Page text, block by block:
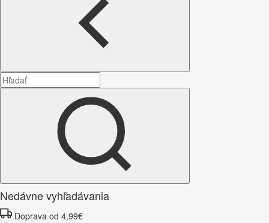
Nedávne vyhľadávania
Doprava od 4,99€